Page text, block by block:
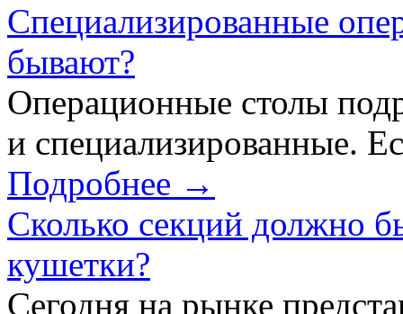
Специализированные
бывают?
Операционные столы
и специализированные.
Подробнее →
Сколько секций должно
кушетки?
Сегодня на рынке